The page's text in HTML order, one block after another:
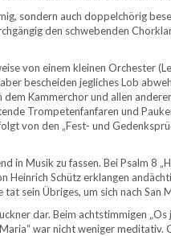
sondern auch doppelchörig
den schwebenden
von einem kleinen Orchester
bescheiden jegliches Lob
Kammerchor und allen
Trompetenfanfaren und
von den „Fest- und
in Musik zu fassen. Bei Psalm 8
Heinrich Schütz erklangen
sein Übriges, um sich nach San
dar. Beim achtstimmigen „Os
war nicht weniger meditativ.